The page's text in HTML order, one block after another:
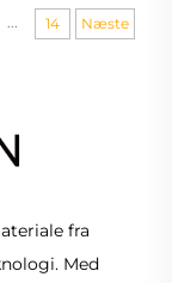
... 14 Næste
fra
Med